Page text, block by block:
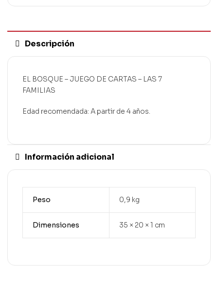
Descripción
EL BOSQUE – JUEGO DE CARTAS – LAS 7
FAMILIAS
Edad recomendada: A partir de 4 años.
Información adicional
Peso 0,9 kg
Dimensiones 35 × 20 × 1 cm